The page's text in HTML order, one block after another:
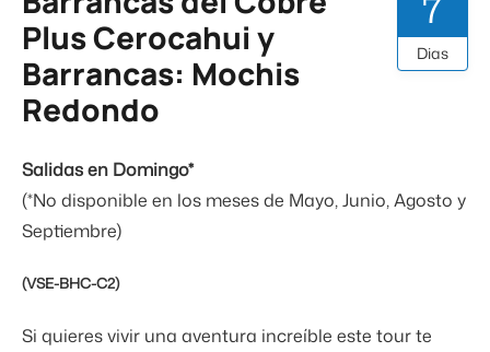
Plus Cerocahui y
Barrancas: Mochis
Redondo
Dias
Salidas en Domingo*
(*No disponible en los meses de Mayo, Junio, Agosto y
Septiembre)
(VSE-BHC-C2)
Si quieres vivir una aventura increíble este tour te